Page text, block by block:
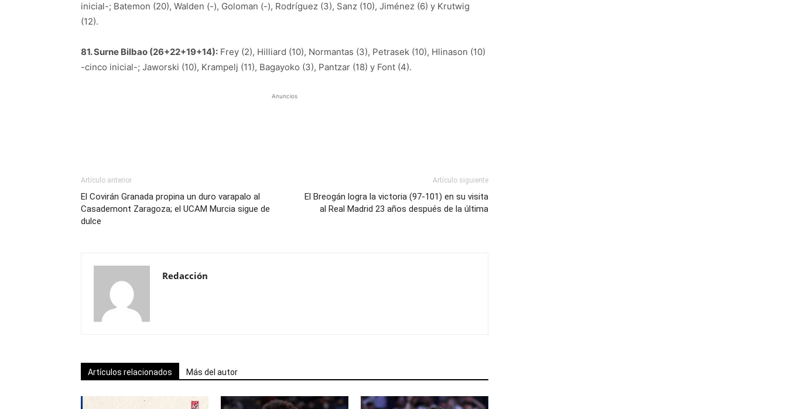
inicial-; Batemon (20), Walden (-), Goloman (-), Rodríguez (3), Sanz (10), Jiménez (6) y Krutwig
(12).
81. Surne Bilbao (26+22+19+14): Frey (2), Hilliard (10), Normantas (3), Petrasek (10), Hlinason (10)
-cinco inicial-; Jaworski (10), Krampelj (11), Bagayoko (3), Pantzar (18) y Font (4).
Anuncios
Artículo anterior
El Covirán Granada propina un duro varapalo al
Casademont Zaragoza; el UCAM Murcia sigue de
dulce
Artículo siguiente
El Breogán logra la victoria (97-101) en su visita
al Real Madrid 23 años después de la última
Redacción
Artículos relacionados Más del autor